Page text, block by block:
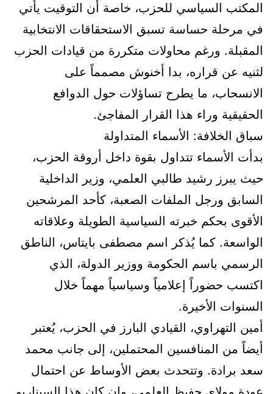
المكتب السياسي للحزب، خاصة أن التوقيت يأتي
في مرحلة حساسة تسبق الاستحقاقات الانتخابية
المقبلة. ورغم محاولات متكررة من قيادات الحزب
لثنيه عن قراره، بدا أخنوش مصمماً على
الانسحاب، ما يطرح تساؤلات حول الدوافع
الحقيقية وراء هذا القرار المفاجئ.
سباق الخلافة: الأسماء المتداولة
بدأت الأسماء تتداول بقوة داخل أروقة الحزب،
حيث يبرز رشيد طالبي العلمي، وزير الداخلية
السابق ورجل الملفات الصعبة، كأحد المرشحين
الأقوى بحكم خبرته السياسية الطويلة وعلاقاته
الواسعة. كما يُذكر اسم مصطفى بايتاس، الناطق
الرسمي باسم الحكومة ووزير الدولة، الذي
اكتسب حضوراً إعلامياً وسياسياً مهماً خلال
السنوات الأخيرة.
أمين التهراوي، القيادي البارز في الحزب، يُعتبر
أيضاً من المنافسين المحتملين، إلى جانب محمد
سعد برادة. وتتحدث بعض الأوساط عن احتمال